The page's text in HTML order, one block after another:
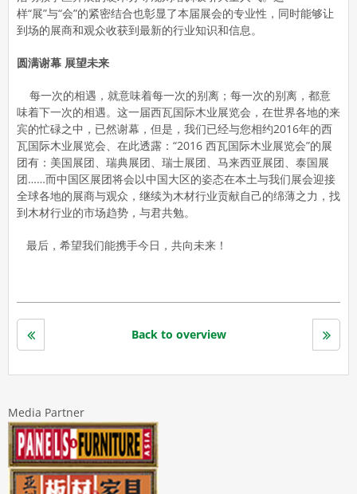
样“展”与“会”的紧密结合也彰显了本届展会的专业性，同时能够让
到场的展商和观众收获到最新的行业知识和信息。
圆满谢幕 展望未来
每一次的相遇，就意味着每一次的别离；每一次的别离，都意
味着下一次的相遇。这一届西瓦国际木业展览会，在世界各地的来
宾的忙碌之中，已然谢幕，但是，我们已经与您相约2016年的西
瓦国际木业展览会、在此透露：“2016 西瓦国际木业展览会”的展
团有：美国展团、瑞典展团、瑞士展团、马来西亚展团、泰国展
团……而中国区展团将会以中国大区的姿态在本土与我们展会迎接
全球各地的展商与观众，继续为木材行业贡献自己的绵薄之力，找
到木材行业的市场趋势，与君共勉。
最后，希望我们能携手今日，共向未来！
Back to overview
Media Partner